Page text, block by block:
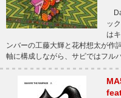
ッ
は
ンバーの工藤大輝と花村想太が作
軸に構成しながら、サビではフル